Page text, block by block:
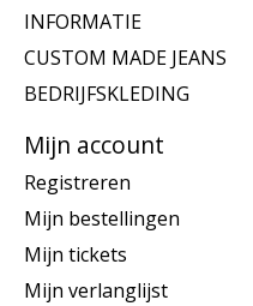
INFORMATIE
CUSTOM MADE JEANS
BEDRIJFSKLEDING
Mijn account
Registreren
Mijn bestellingen
Mijn tickets
Mijn verlanglijst